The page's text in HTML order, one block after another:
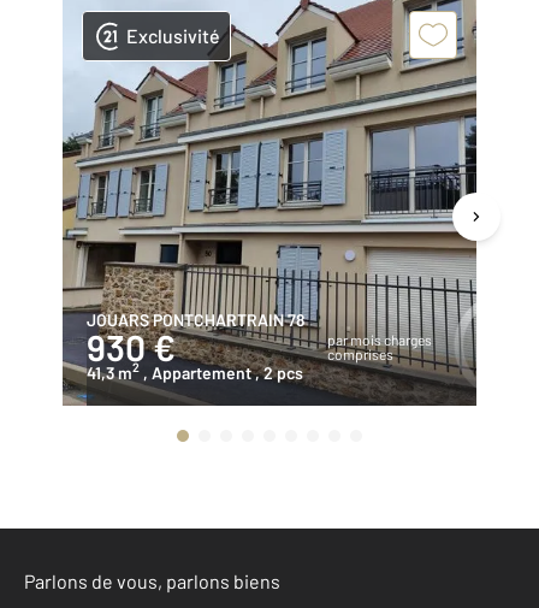
Exclusivité
JOUARS PONTCHARTRAIN 78
930 €
par mois charges
comprises
41,3 m2 , Appartement, 2 pcs
Parlons de vous, parlons biens